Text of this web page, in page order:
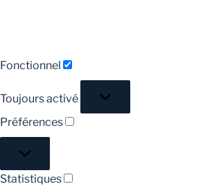
Fonctionnel
Toujours activé
Préférences
Statistiques